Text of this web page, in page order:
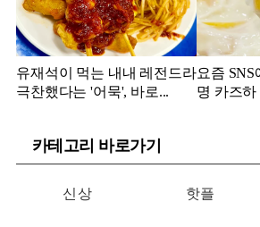
유재석이 먹는 내내 레전드라
극찬했다는 '어묵', 바로...
요즘
명 카즈
카테고리 바로가기
신상 핫플